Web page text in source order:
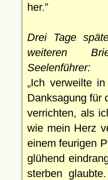
her.
Drei Tage
weiteren
Seelenführer:
Ich verweilte
Danksagung für
verrichten, als
wie mein Herz
einem feurigen
glühend
sterben